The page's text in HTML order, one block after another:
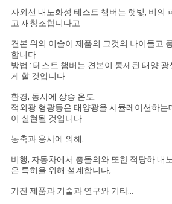
사
이
트
맵
PRIVACY
POLICY
자외선 내노화성 테스트 챔버는 햇빛, 비의
고 재창조합니다고
견본 위의 이슬이 제품의 그것의 나이들고
합니다.
방법 : 테스트 챔버는 견본이 통제된 태양
게 할 것입니다
환경, 동시에 상승 온도.
적외광 형광등은 태양광을 시뮬레이션하는
이 실현될 것입니다
농축과 용사에 의해.
비행, 자동차에서 충돌의와 또한 적당하 내
은 특히을 위해 설계합니다,
가전 제품과 기술과 연구와 기타...